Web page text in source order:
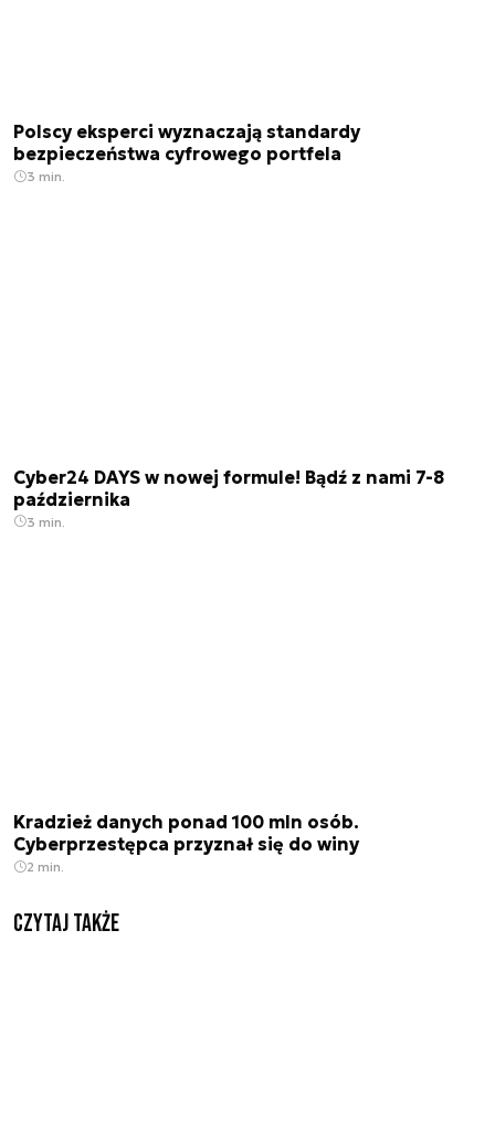
Polscy eksperci wyznaczają standardy
bezpieczeństwa cyfrowego portfela
3 min.
Cyber24 DAYS w nowej formule! Bądź z nami 7-8
października
3 min.
Kradzież danych ponad 100 mln osób.
Cyberprzestępca przyznał się do winy
2 min.
Czytaj także